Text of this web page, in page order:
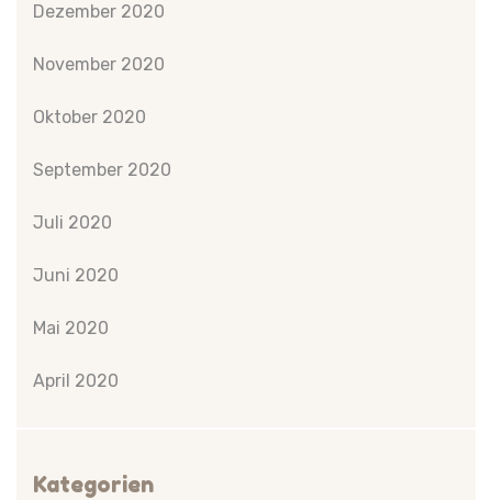
Dezember 2020
November 2020
Oktober 2020
September 2020
Juli 2020
Juni 2020
Mai 2020
April 2020
Kategorien